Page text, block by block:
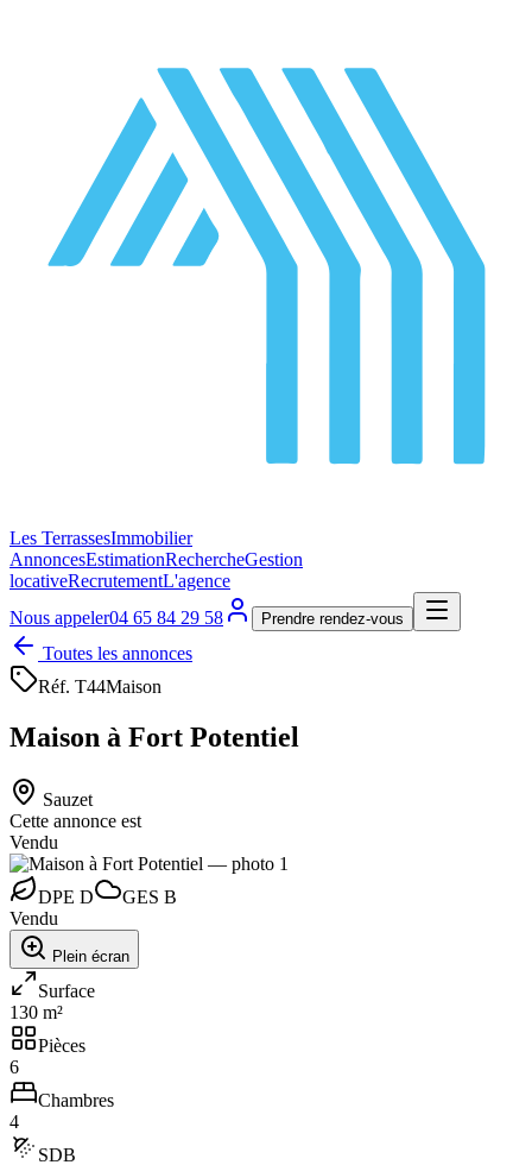
Les TerrassesImmobilier
AnnoncesEstimationRechercheGestion
locativeRecrutementL'agence
Nous appeler04 65 84 29 58 Prendre rendez-vous
Toutes les annonces
Réf. T44Maison
Maison à Fort Potentiel
Sauzet
Cette annonce est
Vendu
DPE D GES B
Vendu
Plein écran
Surface
130 m²
Pièces
6
Chambres
4
SDB